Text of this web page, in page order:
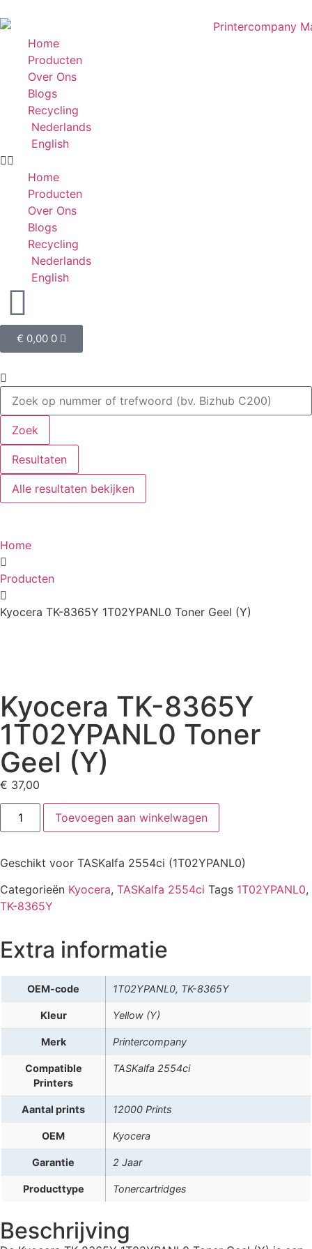
Home
Producten
Over Ons
Blogs
Recycling
Nederlands
English
Home
Producten
Over Ons
Blogs
Recycling
Nederlands
English
€ 0,00 0
Zoek
Resultaten
Alle resultaten bekijken
Home
Producten
Kyocera TK-8365Y 1T02YPANL0 Toner Geel (Y)
Kyocera TK-8365Y
1T02YPANL0 Toner
Geel (Y)
€ 37,00
Toevoegen aan winkelwagen
Geschikt voor TASKalfa 2554ci (1T02YPANL0)
Categorieën Kyocera, TASKalfa 2554ci Tags 1T02YPANL0,
TK-8365Y
Extra informatie
OEM-code 1T02YPANL0, TK-8365Y
Kleur Yellow (Y)
Merk Printercompany
Compatible
Printers
TASKalfa 2554ci
Aantal prints 12000 Prints
OEM Kyocera
Garantie 2 Jaar
Producttype Tonercartridges
Beschrijving